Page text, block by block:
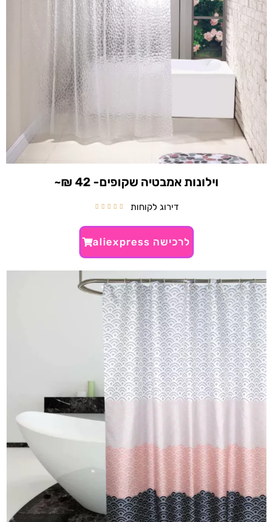
וילונות אמבטיה שקופים- 42 ₪~
דירוג לקוחות 




לרכישה aliexpress